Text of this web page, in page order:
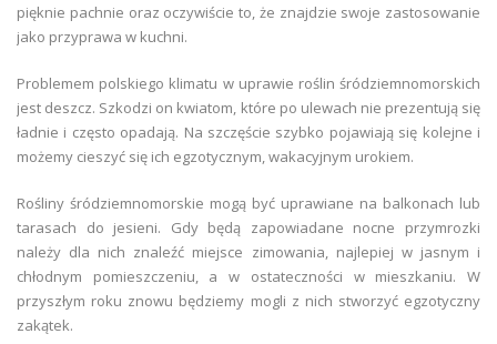
pięknie pachnie oraz oczywiście to, że znajdzie swoje zastosowanie
jako przyprawa w kuchni.
Problemem polskiego klimatu w uprawie roślin śródziemnomorskich
jest deszcz. Szkodzi on kwiatom, które po ulewach nie prezentują się
ładnie i często opadają. Na szczęście szybko pojawiają się kolejne i
możemy cieszyć się ich egzotycznym, wakacyjnym urokiem.
Rośliny śródziemnomorskie mogą być uprawiane na balkonach lub
tarasach do jesieni. Gdy będą zapowiadane nocne przymrozki
należy dla nich znaleźć miejsce zimowania, najlepiej w jasnym i
chłodnym pomieszczeniu, a w ostateczności w mieszkaniu. W
przyszłym roku znowu będziemy mogli z nich stworzyć egzotyczny
zakątek.